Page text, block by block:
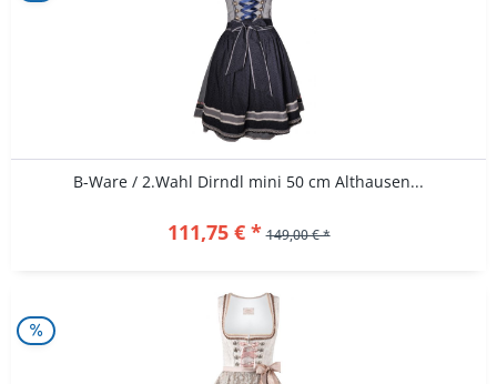
B-Ware / 2.Wahl Dirndl mini 50 cm Althausen...
111,75 € * 149,00 € *